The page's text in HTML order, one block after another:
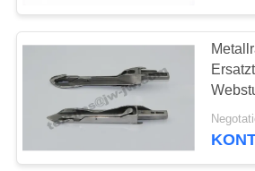
Vamatex-
Teile
Kopf